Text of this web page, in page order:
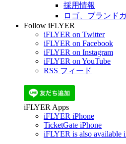
採用情報
ロゴ、ブランド
Follow iFLYER
iFLYER on Twitter
iFLYER on Facebook
iFLYER on Instagram
iFLYER on YouTube
RSS フィード
iFLYER Apps
iFLYER iPhone
TicketGate iPhone
iFLYER is also available